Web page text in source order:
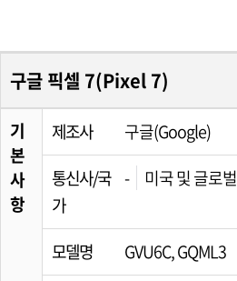
구글 픽셀 7(Pixel 7)
기
본
사
항
제조사
구글(Google)
통신사/국
가
- 미국 및 글로벌
모델명
GVU6C, GQML3